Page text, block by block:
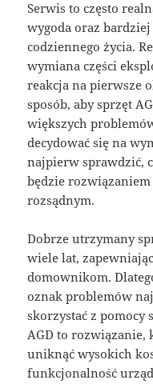
Serwis to często
wygoda oraz
codziennego życia.
wymiana części
reakcja na pierwsze
sposób, aby sprzęt
większych
decydować się na
najpierw sprawdzić,
będzie
rozsądnym.
Dobrze utrzymany
wiele lat,
domownikom.
oznak problemów
skorzystać z pomocy
AGD to rozwiązanie,
uniknąć wysokich
funkcjonalność